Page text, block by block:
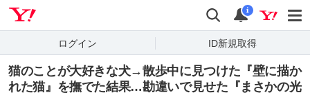
検索 通知
i
ログイン ID新規取得
猫のことが大好きな犬→散歩中に見つけた『壁に描か
れた猫』を撫でた結果…勘違いで見せた『まさかの光